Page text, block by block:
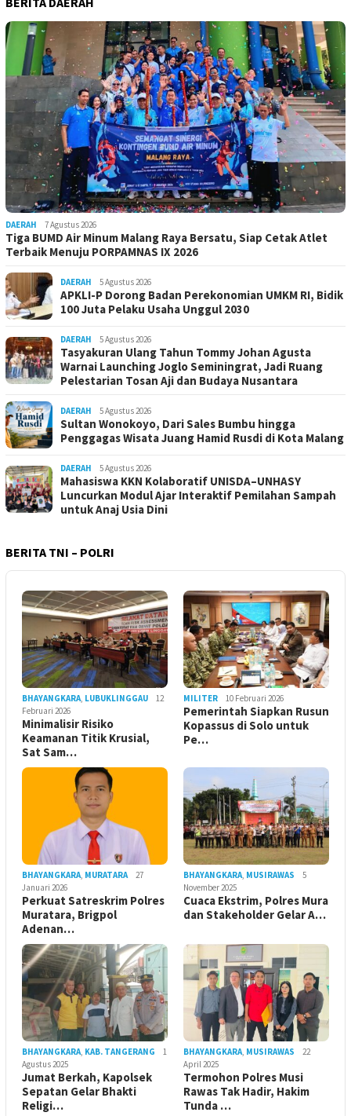
DAERAH 7 Agustus 2026
Tiga BUMD Air Minum Malang Raya Bersatu, Siap Cetak Atlet
Terbaik Menuju PORPAMNAS IX 2026
DAERAH 5 Agustus 2026
APKLI-P Dorong Badan Perekonomian UMKM RI, Bidik
100 Juta Pelaku Usaha Unggul 2030
DAERAH 5 Agustus 2026
Tasyakuran Ulang Tahun Tommy Johan Agusta
Warnai Launching Joglo Seminingrat, Jadi Ruang
Pelestarian Tosan Aji dan Budaya Nusantara
DAERAH 5 Agustus 2026
Sultan Wonokoyo, Dari Sales Bumbu hingga
Penggagas Wisata Juang Hamid Rusdi di Kota Malang
DAERAH 5 Agustus 2026
Mahasiswa KKN Kolaboratif UNISDA–UNHASY
Luncurkan Modul Ajar Interaktif Pemilahan Sampah
untuk Anaj Usia Dini
BERITA TNI – POLRI
BHAYANGKARA, LUBUKLINGGAU
12
Februari 2026
Minimalisir Risiko
Keamanan Titik Krusial,
Sat Sam…
MILITER 10 Februari 2026
Pemerintah Siapkan Rusun
Kopassus di Solo untuk
Pe…
BHAYANGKARA, MURATARA
27
Januari 2026
Perkuat Satreskrim Polres
Muratara, Brigpol
Adenan…
BHAYANGKARA, MUSIRAWAS
5
November 2025
Cuaca Ekstrim, Polres Mura
dan Stakeholder Gelar A…
BHAYANGKARA, KAB. TANGERANG
1
Agustus 2025
Jumat Berkah, Kapolsek
Sepatan Gelar Bhakti
Religi…
BHAYANGKARA, MUSIRAWAS
22
April 2025
Termohon Polres Musi
Rawas Tak Hadir, Hakim
Tunda …